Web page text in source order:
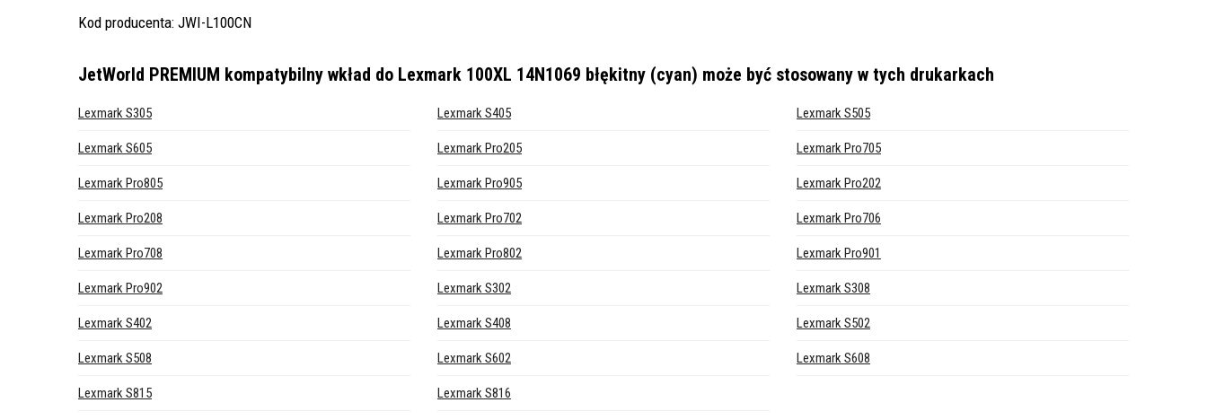
Kod producenta: JWI-L100CN
JetWorld PREMIUM kompatybilny wkład do Lexmark 100XL 14N1069 błękitny (cyan) może być stosowany w tych drukarkach
Lexmark S305 Lexmark S405 Lexmark S505
Lexmark S605 Lexmark Pro205 Lexmark Pro705
Lexmark Pro805 Lexmark Pro905 Lexmark Pro202
Lexmark Pro208 Lexmark Pro702 Lexmark Pro706
Lexmark Pro708 Lexmark Pro802 Lexmark Pro901
Lexmark Pro902 Lexmark S302 Lexmark S308
Lexmark S402 Lexmark S408 Lexmark S502
Lexmark S508 Lexmark S602 Lexmark S608
Lexmark S815 Lexmark S816